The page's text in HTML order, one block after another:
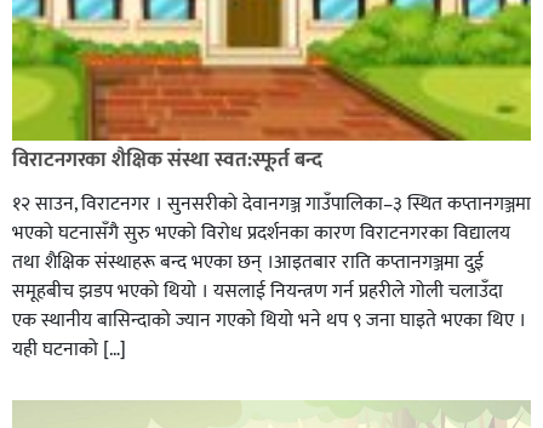
विराटनगरका शैक्षिक संस्था स्वत:स्फूर्त बन्द
१२ साउन, विराटनगर । सुनसरीको देवानगञ्ज गाउँपालिका–३ स्थित कप्तानगञ्जमा
भएको घटनासँगै सुरु भएको विरोध प्रदर्शनका कारण विराटनगरका विद्यालय
तथा शैक्षिक संस्थाहरू बन्द भएका छन् ।आइतबार राति कप्तानगञ्जमा दुई
समूहबीच झडप भएको थियो । यसलाई नियन्त्रण गर्न प्रहरीले गोली चलाउँदा
एक स्थानीय बासिन्दाको ज्यान गएको थियो भने थप ९ जना घाइते भएका थिए ।
यही घटनाको […]